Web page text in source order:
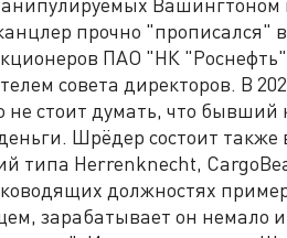
прочно "прописался"
ПАО "НК "Роснефть"
совета директоров. В
не стоит думать, что
Шрёдер состоит
типа Herrenknecht,
должностях
зарабатывает он немало